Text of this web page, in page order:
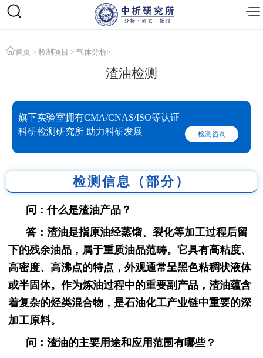
首页 > 检测项目 > 气体分析>
渣油检测
旗下实验室拥有CMA/CNAS/ISO等认证
科研检测研究所 助力科研发展
检测咨询
检测信息（部分）
问：什么是渣油产品？
答：渣油是指原油经蒸馏、裂化等加工过程后留
下的残余油品，属于重质油品范畴。它具有高粘度、
高密度、高沸点的特点，外观通常呈黑色粘稠状液体
或半固体。作为炼油过程中的重要副产品，渣油蕴含
着复杂的烃类混合物，是石油化工产业链中重要的深
加工原料。
问：渣油的主要用途和应用范围有哪些？